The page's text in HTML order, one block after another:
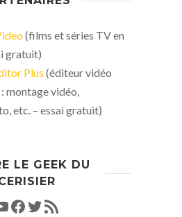
(films et séries TV en
gratuit)
Plus (éditeur vidéo
montage vidéo,
etc. – essai gratuit)
LE GEEK DU